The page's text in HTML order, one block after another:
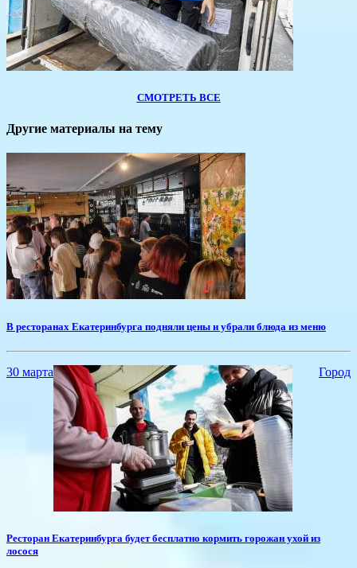
СМОТРЕТЬ ВСЕ
Другие материалы на тему
В ресторанах Екатеринбурга подняли цены и убрали блюда из меню
30 марта Город
Ресторан Екатеринбурга будет бесплатно кормить горожан ухой из
лосося